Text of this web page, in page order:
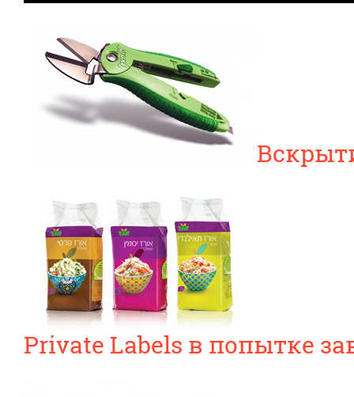
Private Labels в попытке